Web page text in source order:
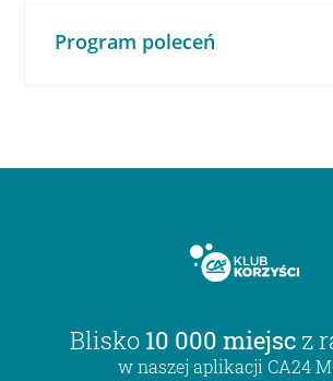
Program poleceń
Blisko 10 000 miejsc z
w naszej aplikacji CA24